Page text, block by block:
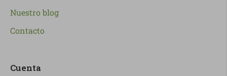
Nuestro blog
Contacto
Cuenta